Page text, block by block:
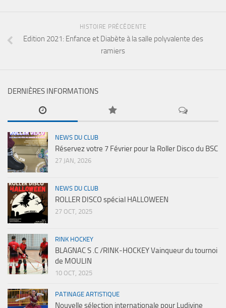
HISTOIRE PRÉCÉDENTE
Edition 2021: Enfance et Diabète à la salle polyvalente des
ramiers
DERNIÈRES INFORMATIONS
NEWS DU CLUB
Réservez votre 7 Février pour la Roller Disco du BSC
27 JAN, 2026
NEWS DU CLUB
ROLLER DISCO spécial HALLOWEEN
27 OCT, 2025
RINK HOCKEY
BLAGNAC S .C /RINK-HOCKEY Vainqueur du tournoi
de MOULIN
10 OCT, 2025
PATINAGE ARTISTIQUE
Nouvelle sélection internationale pour Ludivine